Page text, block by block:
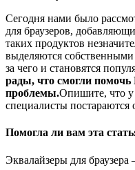
Сегодня нами было
для браузеров,
таких продуктов
выделяются
за чего и становятся
рады, что смогли
проблемы.Опишите, что у
специалисты постараются
Помогла ли вам эта
Эквалайзеры для